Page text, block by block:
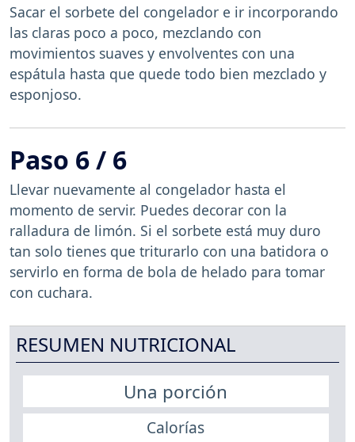
Sacar el sorbete del congelador e ir incorporando
las claras poco a poco, mezclando con
movimientos suaves y envolventes con una
espátula hasta que quede todo bien mezclado y
esponjoso.
Paso 6 / 6
Llevar nuevamente al congelador hasta el
momento de servir. Puedes decorar con la
ralladura de limón. Si el sorbete está muy duro
tan solo tienes que triturarlo con una batidora o
servirlo en forma de bola de helado para tomar
con cuchara.
RESUMEN NUTRICIONAL
Una porción
Calorías